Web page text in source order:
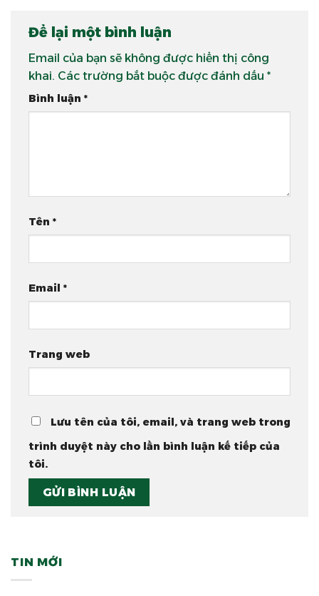
Để lại một bình luận
Email của bạn sẽ không được hiển thị công
khai. Các trường bắt buộc được đánh dấu *
Bình luận *
Tên *
Email *
Trang web
Lưu tên của tôi, email, và trang web trong
trình duyệt này cho lần bình luận kế tiếp của
tôi.
TIN MỚI